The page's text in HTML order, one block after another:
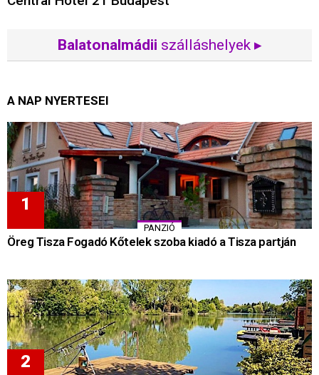
Balatonalmádii szálláshelyek ▸
A NAP NYERTESEI
PANZIÓ
Öreg Tisza Fogadó Kőtelek szoba kiadó a Tisza partján